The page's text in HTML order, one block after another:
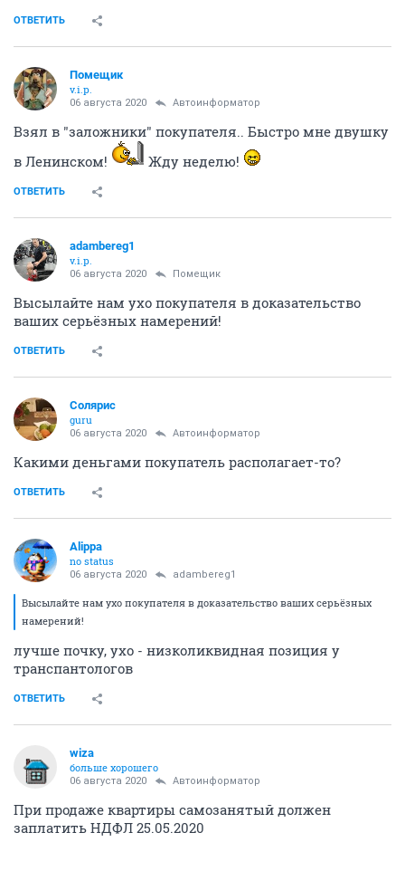
ОТВЕТИТЬ
Помещик
v.i.p.
06 августа 2020 Автоинформатор
Взял в "заложники" покупателя.. Быстро мне двушку
в Ленинском!
Жду неделю!
ОТВЕТИТЬ
adambereg1
v.i.p.
06 августа 2020 Помещик
Высылайте нам ухо покупателя в доказательство
ваших серьёзных намерений!
ОТВЕТИТЬ
Солярис
guru
06 августа 2020 Автоинформатор
Какими деньгами покупатель располагает-то?
ОТВЕТИТЬ
Alippa
no status
06 августа 2020 adambereg1
Высылайте нам ухо покупателя в доказательство ваших серьёзных
намерений!
лучше почку, ухо - низколиквидная позиция у
транспантологов
ОТВЕТИТЬ
wiza
больше хорошего
06 августа 2020 Автоинформатор
При продаже квартиры самозанятый должен
заплатить НДФЛ 25.05.2020